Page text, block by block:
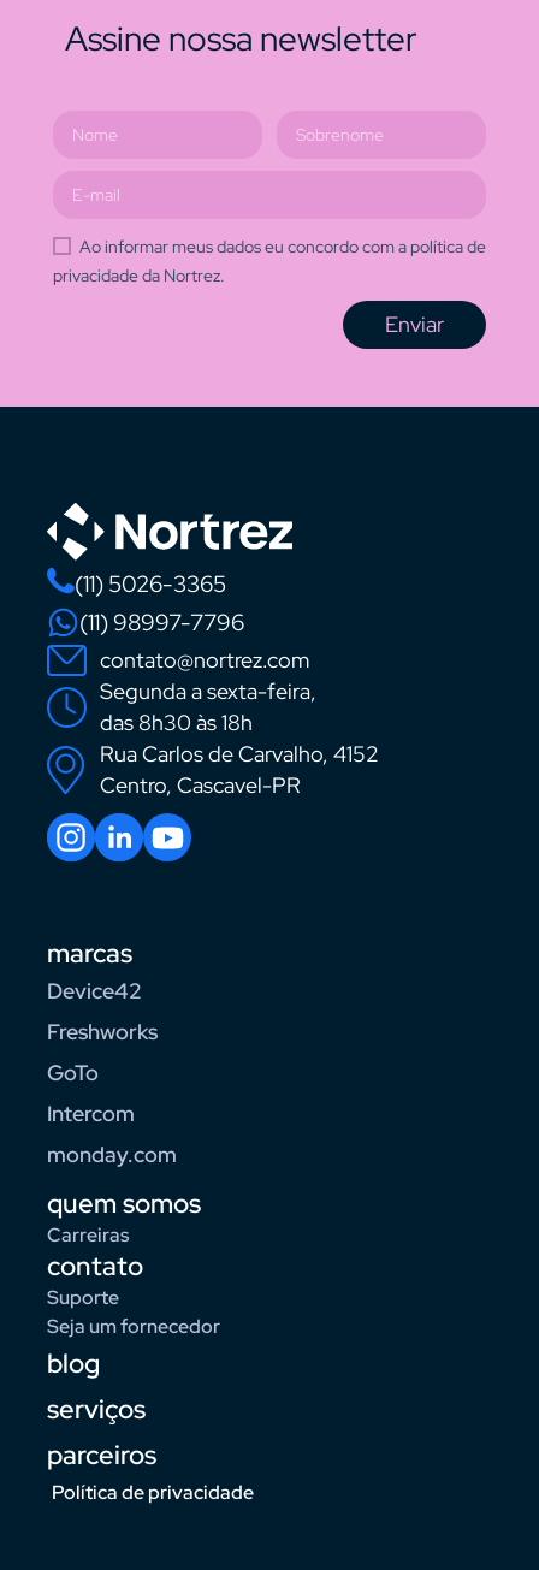
Assine nossa newsletter
Ao informar meus dados eu concordo com a política de
privacidade da Nortrez.
Enviar
(11) 5026-3365
(11) 98997-7796
contato@nortrez.com
Segunda a sexta-feira,
das 8h30 às 18h
Rua Carlos de Carvalho, 4152
Centro, Cascavel-PR
marcas
Device42
Freshworks
GoTo
Intercom
monday.com
quem somos
Carreiras
contato
Suporte
Seja um fornecedor
blog
serviços
parceiros
Política de privacidade